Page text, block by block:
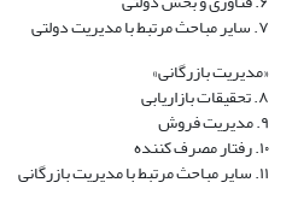
۷. سایر مباحث مرتبط با مدیریت دولتی
«مدیریت بازرگانی»
۸. تحقیقات بازاریابی
۹. مدیریت فروش
۱۰. رفتار مصرف کننده
۱۱. سایر مباحث مرتبط با مدیریت بازرگانی